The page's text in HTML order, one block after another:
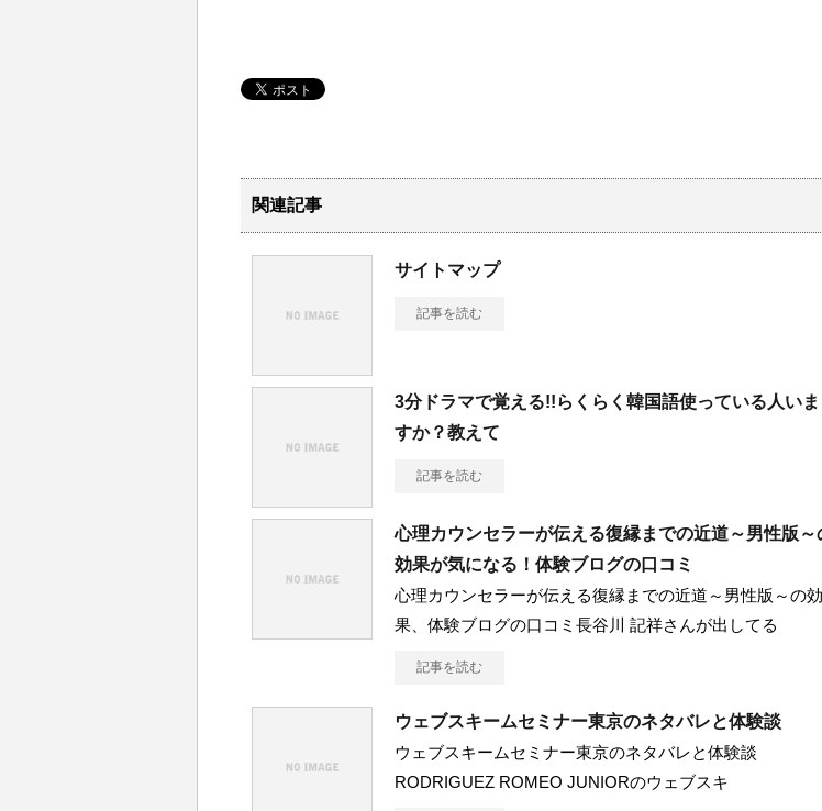
関連記事
サイトマップ
記事を読む
3分ドラマで覚える!!らくらく韓国語使っている人いま
すか？教えて
記事を読む
心理カウンセラーが伝える復縁までの近道～男性版～
効果が気になる！体験ブログの口コミ
心理カウンセラーが伝える復縁までの近道～男性版～の効
果、体験ブログの口コミ長谷川 記祥さんが出してる
記事を読む
ウェブスキームセミナー東京のネタバレと体験談
ウェブスキームセミナー東京のネタバレと体験談
RODRIGUEZ ROMEO JUNIORのウェブスキ